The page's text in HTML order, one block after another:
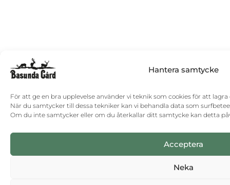
Hantera samtycke
För att ge en bra upplevelse använder vi teknik som cookies för att
När du samtycker till dessa tekniker kan vi behandla data som
Om du inte samtycker eller om du återkallar ditt samtycke kan detta
Acceptera
Neka